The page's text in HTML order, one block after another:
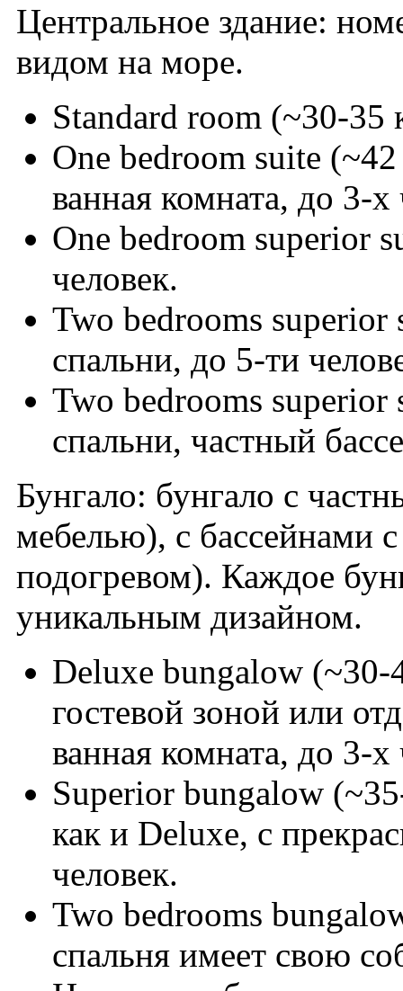
Центральное здание:
видом на море.
Standard room (~30-35
One bedroom suite
ванная комната, до 3-х
One bedroom superior
человек.
Two bedrooms
спальни, до 5-ти
Two bedrooms
спальни, частный
Бунгало: бунгало с
мебелью), с бассейнами
подогревом). Каждое
уникальным дизайном.
Deluxe bungalow (~30-
гостевой зоной или
ванная комната, до 3-х
Superior bungalow
как и Deluxe, с
человек.
Two bedrooms
спальня имеет свою